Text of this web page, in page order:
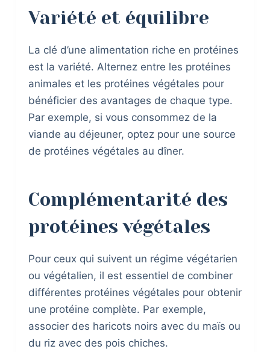
Variété et équilibre
La clé d’une alimentation riche en protéines
est la variété. Alternez entre les protéines
animales et les protéines végétales pour
bénéficier des avantages de chaque type.
Par exemple, si vous consommez de la
viande au déjeuner, optez pour une source
de protéines végétales au dîner.
Complémentarité des
protéines végétales
Pour ceux qui suivent un régime végétarien
ou végétalien, il est essentiel de combiner
différentes protéines végétales pour obtenir
une protéine complète. Par exemple,
associer des haricots noirs avec du maïs ou
du riz avec des pois chiches.